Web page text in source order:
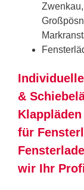
&
für
wir Ihr